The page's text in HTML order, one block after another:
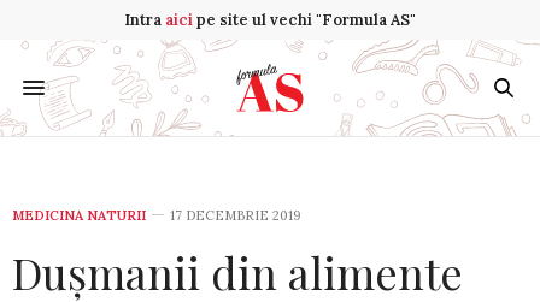
Intra aicipe site ul vechi "Formula AS"
MEDICINA NATURII 17 DECEMBRIE 2019
Dușmanii din alimente